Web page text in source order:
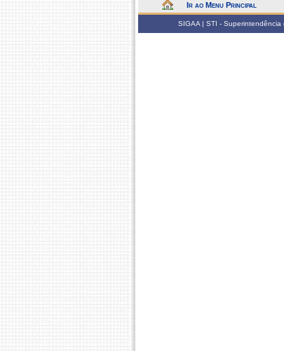
Ir ao Menu Principal
SIGAA | STI -